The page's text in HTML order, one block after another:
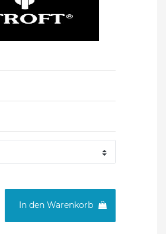
In den Warenkorb